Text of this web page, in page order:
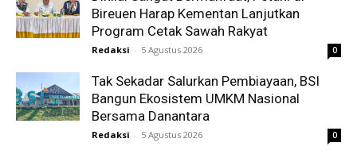
Bireuen Harap Kementan Lanjutkan
Program Cetak Sawah Rakyat
Redaksi - 5 Agustus 2026 0
Tak Sekadar Salurkan Pembiayaan, BSI
Bangun Ekosistem UMKM Nasional
Bersama Danantara
Redaksi - 5 Agustus 2026 0